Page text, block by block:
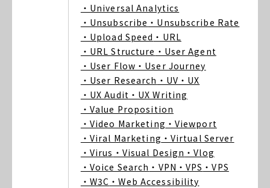
・Universal Analytics
・Unsubscribe ・Unsubscribe Rate
・Upload Speed ・URL
・URL Structure ・User Agent
・User Flow ・User Journey
・User Research ・UV ・UX
・UX Audit ・UX Writing
・Value Proposition
・Video Marketing ・Viewport
・Viral Marketing ・Virtual Server
・Virus ・Visual Design ・Vlog
・Voice Search ・VPN ・VPS ・VPS
・W3C ・Web Accessibility